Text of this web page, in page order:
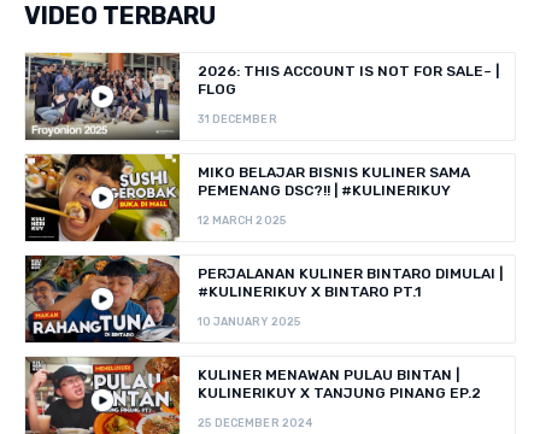
VIDEO TERBARU
2026: THIS ACCOUNT IS NOT FOR SALE~ |
FLOG
31 DECEMBER
MIKO BELAJAR BISNIS KULINER SAMA
PEMENANG DSC?!! | #KULINERIKUY
12 MARCH 2025
PERJALANAN KULINER BINTARO DIMULAI |
#KULINERIKUY X BINTARO PT.1
10 JANUARY 2025
KULINER MENAWAN PULAU BINTAN |
KULINERIKUY X TANJUNG PINANG EP.2
25 DECEMBER 2024